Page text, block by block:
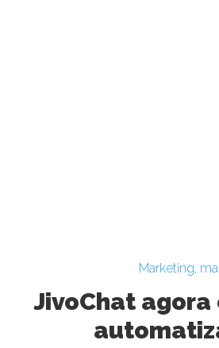
Marketing,
JivoChat